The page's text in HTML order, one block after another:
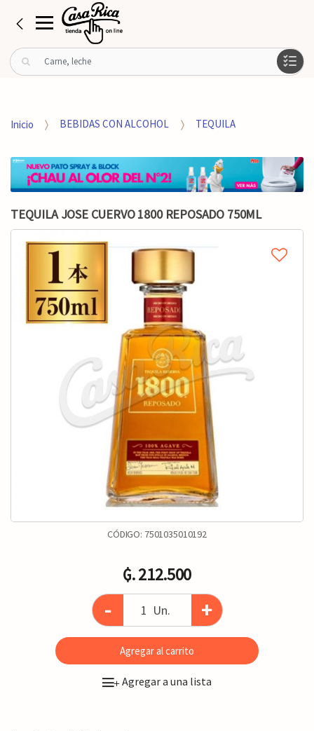
B
u
r
o
:
Inicio BEBIDAS CON ALCOHOL TEQUILA
TEQUILA JOSE CUERVO 1800 REPOSADO 750ML
CÓDIGO: 7501035010192
₲. 212.500
- Un. +
Agregar al carrito
+Agregar a una lista